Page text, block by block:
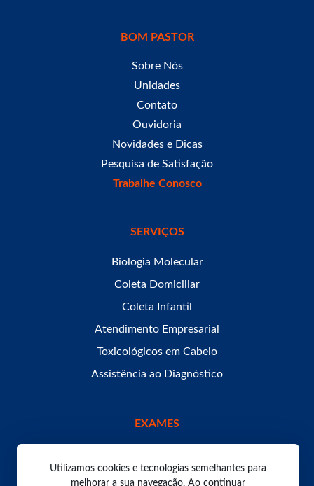
BOM PASTOR
Sobre Nós
Unidades
Contato
Ouvidoria
Novidades e Dicas
Pesquisa de Satisfação
Trabalhe Conosco
SERVIÇOS
Biologia Molecular
Coleta Domiciliar
Coleta Infantil
Atendimento Empresarial
Toxicológicos em Cabelo
Assistência ao Diagnóstico
EXAMES
Utilizamos cookies e tecnologias semelhantes para
melhorar a sua navegação. Ao continuar